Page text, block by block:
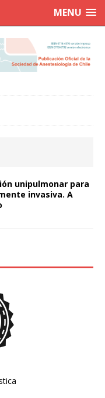
MENU
unipulmonar para
invasiva. A